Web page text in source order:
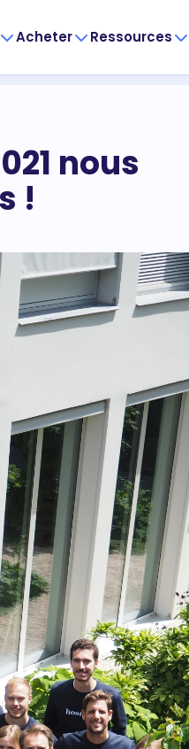
Acheter Ressources
nous
!